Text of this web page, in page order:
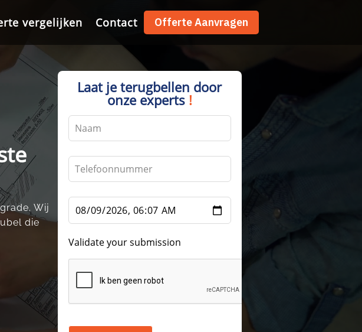
vergelijken Contact Offerte Aanvragen
vergelijken Contact Offerte Aanvragen
Wij
die
Laat je terugbellen door
onze experts !
Leave
this
blank
Validate your submission